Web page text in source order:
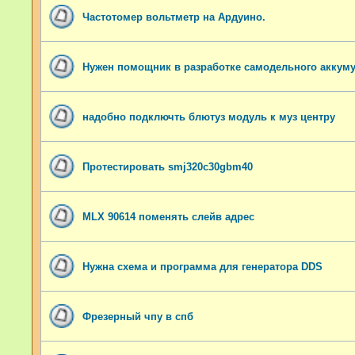
Частотомер вольтметр на Ардуино.
Нужен помощник в разработке самодельного
надобно подключть блютуз модуль к муз центру
Протестировать smj320c30gbm40
MLX 90614 поменять слейв адрес
Нужна схема и программа для генератора DDS
Фрезерный чпу в спб